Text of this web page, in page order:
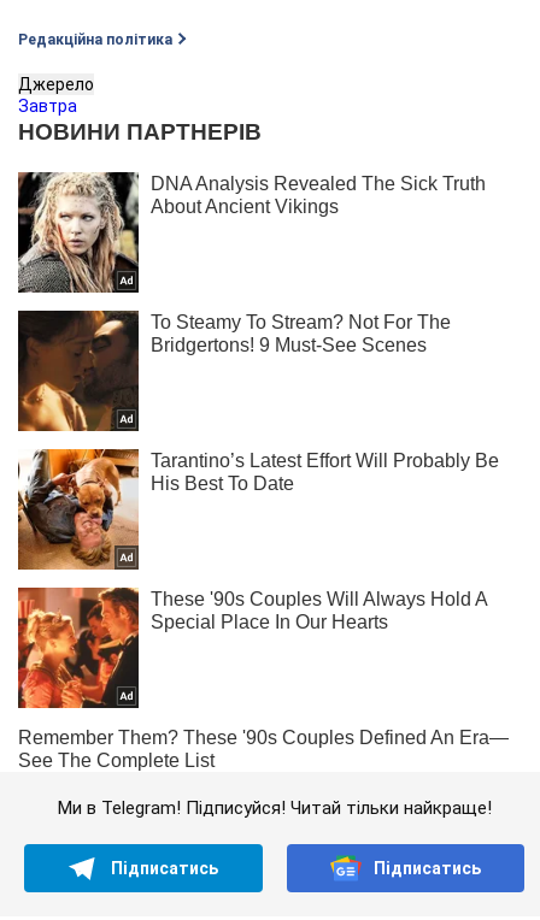
Редакційна політика
Джерело
Завтра
Ми в Telegram! Підписуйся! Читай тільки найкраще!
Підписатись Підписатись